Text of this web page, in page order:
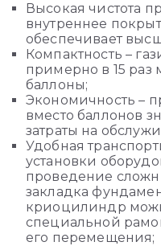
Высокая чистота
внутреннее
обеспечивает
Компактность –
примерно в 15 раз
баллоны;
Экономичность –
вместо баллонов
затраты на
Удобная
установки
проведение
закладка
криоцилиндр
специальной
его перемещения;